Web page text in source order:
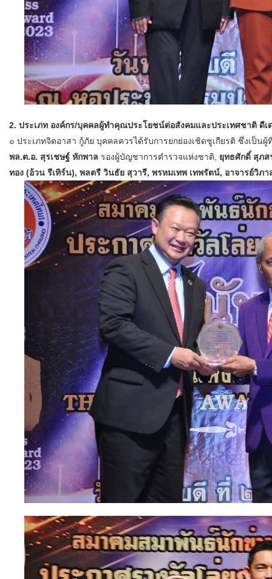
2. ประเภท องค์กร/บุคคลผู้ทำคุณประโยชน์ต่อสังคมและประเทศชาติ ดีเ
๐ ประเภทจิตอาสา กู้ภัย บุคคลควรได้รับการยกย่องเชิดชูเกียรติ ซึ่งเป็น
พล.ต.อ. สุรเชษฐ์ หักพาล รองผู้บัญชาการตำรวจแห่งชาติ, ยุทธศักดิ์ สุภส
ทอง (อ้วน รีเทิร์น), พลตรี วินธัย สุวารี, พรหมเทพ เทพรัตน์, อาจารย์วิภ